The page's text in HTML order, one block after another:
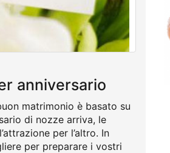
anniversario
matrimonio è basato su
di nozze arriva, le
per l’altro. In
per preparare i vostri